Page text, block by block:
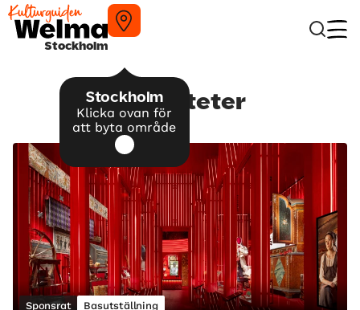
Stockholm
Stockholm
Klicka ovan för
att byta område
Aktiviteter
Sponsrat Basutställning